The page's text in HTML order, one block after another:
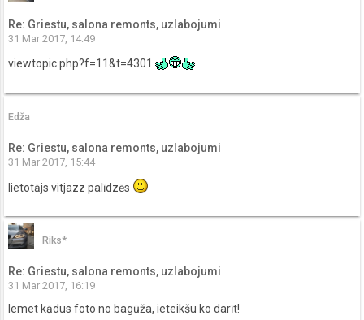
Re: Griestu, salona remonts, uzlabojumi
31 Mar 2017, 14:49
viewtopic.php?f=11&t=4301
Edža
Re: Griestu, salona remonts, uzlabojumi
31 Mar 2017, 15:44
lietotājs vitjazz palīdzēs
Riks*
Re: Griestu, salona remonts, uzlabojumi
31 Mar 2017, 16:19
Iemet kādus foto no bagūža, ieteikšu ko darīt!